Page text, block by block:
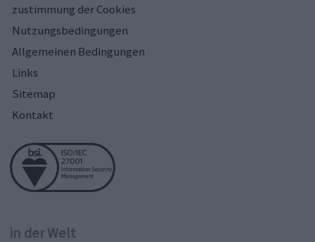
zustimmung der Cookies
Nutzungsbedingungen
Allgemeinen Bedingungen
Links
Sitemap
Kontakt
in der Welt